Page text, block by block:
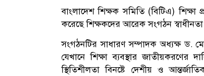
বাংলাদেশ শিক্ষক সমিতি (বিটিএ) শিক্ষা
করেছে শিক্ষকদের আরেক সংগঠন
সংগঠনটির সাধারণ সম্পাদক অধ্যক্ষ ড.
যেখানে শিক্ষা ব্যবস্থার জাতীয়করণের
স্থিতিশীলতা বিনষ্টে দেশীয় ও